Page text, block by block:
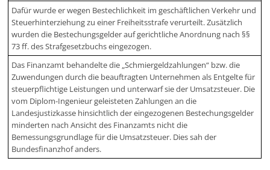
Dafür wurde er wegen Bestechlichkeit im geschäftlichen Verkehr und
Steuerhinterziehung zu einer Freiheitsstrafe verurteilt. Zusätzlich
wurden die Bestechungsgelder auf gerichtliche Anordnung nach §§
73 ff. des Strafgesetzbuchs eingezogen.
Das Finanzamt behandelte die „Schmiergeldzahlungen“ bzw. die
Zuwendungen durch die beauftragten Unternehmen als Entgelte für
steuerpflichtige Leistungen und unterwarf sie der Umsatzsteuer. Die
vom Diplom-Ingenieur geleisteten Zahlungen an die
Landesjustizkasse hinsichtlich der eingezogenen Bestechungsgelder
minderten nach Ansicht des Finanzamts nicht die
Bemessungsgrundlage für die Umsatzsteuer. Dies sah der
Bundesfinanzhof anders.